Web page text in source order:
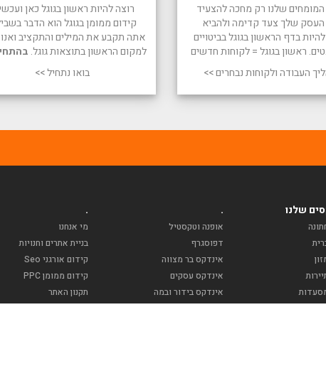
רוצה להיות ראשון בגוגל כאן
קידום ממומן בגוגל הוא הדבר
אתה תקבע את המילים והתקציב
למקום הראשון בתוצאות גוגל.
בואו נתחיל >>
המומחים שלנו רק מחכה להצעיד
שלך צעד קדימה ולהביא
בדף הראשון בגוגל בביטויים
ראשון בגוגל = לקוחות חדשים
העבודה ולקוחות נבחרים >>
.
מי אנחנו
בניית אתרים וחנויות
קידום אורגני Seo
קידום ממומן PPC
תקנון האתר
.
אופנה וטקסטיל
דפוסגרף
אינדקס בר מצווה
אינדקס עסקים
אינדקס בידור ובמה
שלנו